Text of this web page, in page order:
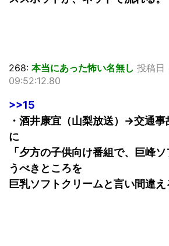
268: 本当にあった怖い名無し 投稿日
09:52:12.80
>>15
・酒井康宜（山梨放送）→交通
に
「夕方の子供向け番組で、巨峰
うべきところを
巨乳ソフトクリームと言い間違え